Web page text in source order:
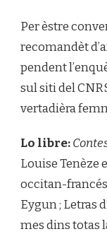
Per èstre
recomandèt
pendent
sul siti del
vertadièra
Lo libre:
Louise Tenèze
occitan-francés
Eygun ; Letras
mes dins totas